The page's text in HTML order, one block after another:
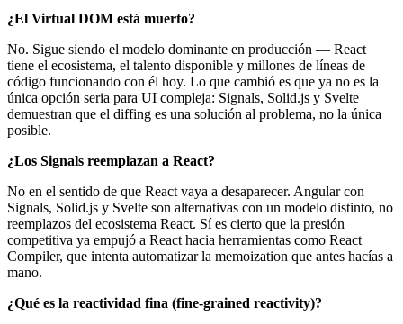
¿El Virtual DOM está muerto?
No. Sigue siendo el modelo dominante en producción — React
tiene el ecosistema, el talento disponible y millones de líneas de
código funcionando con él hoy. Lo que cambió es que ya no es la
única opción seria para UI compleja: Signals, Solid.js y Svelte
demuestran que el diffing es una solución al problema, no la única
posible.
¿Los Signals reemplazan a React?
No en el sentido de que React vaya a desaparecer. Angular con
Signals, Solid.js y Svelte son alternativas con un modelo distinto, no
reemplazos del ecosistema React. Sí es cierto que la presión
competitiva ya empujó a React hacia herramientas como React
Compiler, que intenta automatizar la memoization que antes hacías a
mano.
¿Qué es la reactividad fina (fine-grained reactivity)?